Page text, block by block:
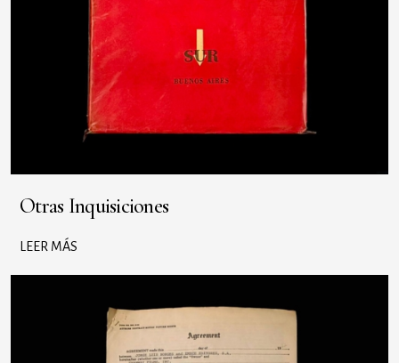
Otras Inquisiciones
LEER MÁS